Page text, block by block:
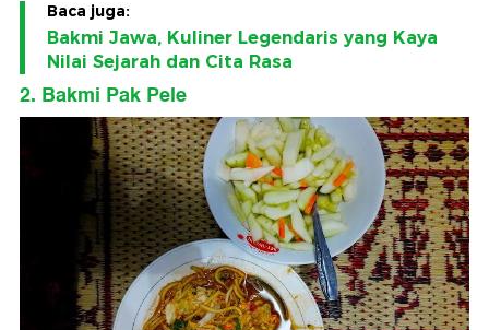
Baca juga:
Bakmi Jawa, Kuliner Legendaris yang Kaya
Nilai Sejarah dan Cita Rasa
2. Bakmi Pak Pele